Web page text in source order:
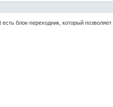
блок-переходник, который